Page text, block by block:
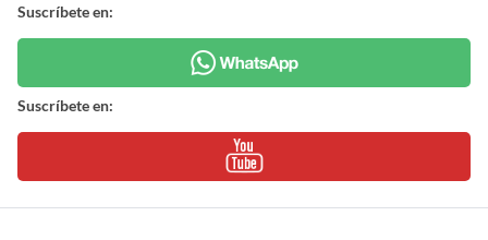
Suscríbete en:
Suscríbete en: